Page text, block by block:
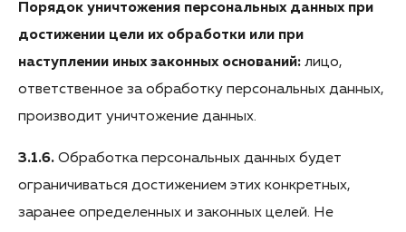
Порядок уничтожения персональных данных при
достижении цели их обработки или при
наступлении иных законных оснований: лицо,
ответственное за обработку персональных данных,
производит уничтожение данных.
3.1.6. Обработка персональных данных будет
ограничиваться достижением этих конкретных,
заранее определенных и законных целей. Не